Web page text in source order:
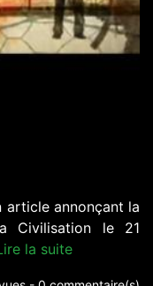
article annonçant la
Civilisation le 21
la suite